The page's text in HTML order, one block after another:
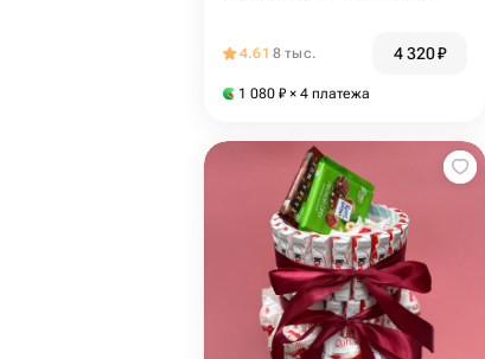
4.61 8 тыс. 4 320₽
1 080 ₽ × 4 платежа